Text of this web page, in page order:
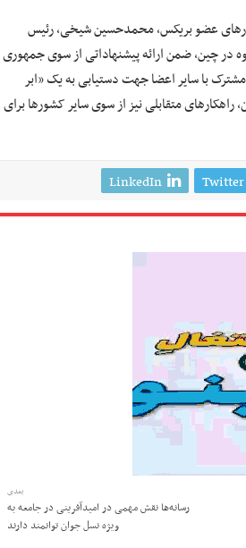
عضو بریکس، محمدحسین شیخی، رئیس
و فناوری اطلاعات، در نشست ۲۰۲۶ این گروه در چین، ضمن ارائه پیشنهاداتی از سوی جمهوری
با سایر اعضا جهت دستیابی به یک «ابر
متقابلی نیز از سوی سایر کشورها برای
Twitter
LinkedIn
بعدی
رسانه‌ها نقش مهمی در امیدآفرینی در جامعه به
ویژه نسل جوان توانمند دارند